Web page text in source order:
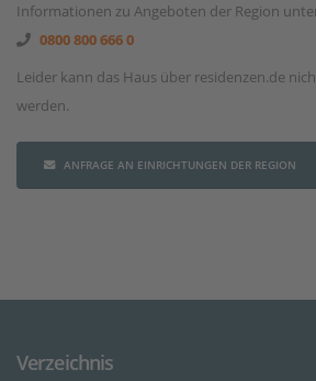
Informationen zu Angeboten der Region
0800 800 666 0
Leider kann das Haus über residenzen.de
werden.
ANFRAGE AN EINRICHTUNGEN DER REGION
Verzeichnis